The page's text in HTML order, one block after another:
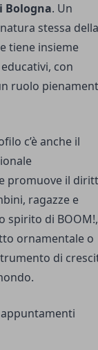
Bologna. Un
stessa della
tiene insieme
con
ruolo
c’è anche il
promuove il
ragazze e
spirito di BOOM!,
ornamentale o
di